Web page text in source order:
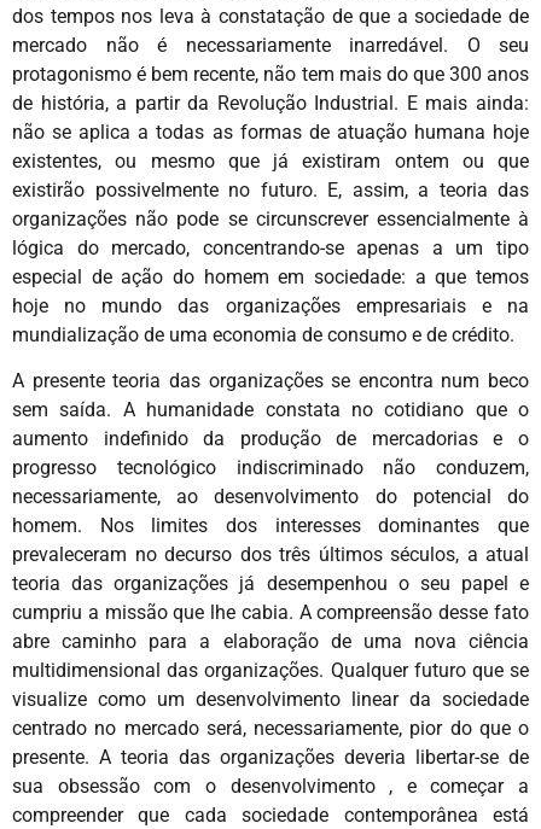
dos tempos nos leva à constatação de que a sociedade de
mercado não é necessariamente inarredável. O seu
protagonismo é bem recente, não tem mais do que 300 anos
de história, a partir da Revolução Industrial. E mais ainda:
não se aplica a todas as formas de atuação humana hoje
existentes, ou mesmo que já existiram ontem ou que
existirão possivelmente no futuro. E, assim, a teoria das
organizações não pode se circunscrever essencialmente à
lógica do mercado, concentrando-se apenas a um tipo
especial de ação do homem em sociedade: a que temos
hoje no mundo das organizações empresariais e na
mundialização de uma economia de consumo e de crédito.
A presente teoria das organizações se encontra num beco
sem saída. A humanidade constata no cotidiano que o
aumento indefinido da produção de mercadorias e o
progresso tecnológico indiscriminado não conduzem,
necessariamente, ao desenvolvimento do potencial do
homem. Nos limites dos interesses dominantes que
prevaleceram no decurso dos três últimos séculos, a atual
teoria das organizações já desempenhou o seu papel e
cumpriu a missão que lhe cabia. A compreensão desse fato
abre caminho para a elaboração de uma nova ciência
multidimensional das organizações. Qualquer futuro que se
visualize como um desenvolvimento linear da sociedade
centrado no mercado será, necessariamente, pior do que o
presente. A teoria das organizações deveria libertar-se de
sua obsessão com o desenvolvimento , e começar a
compreender que cada sociedade contemporânea está